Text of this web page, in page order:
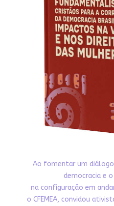
Ao fomentar um
democracia e
na configuração em
o CFEMEA, convidou